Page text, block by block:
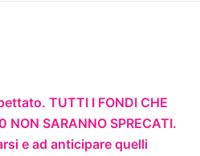
TUTTI I FONDI CHE
NON SARANNO SPRECATI.
e ad anticipare quelli